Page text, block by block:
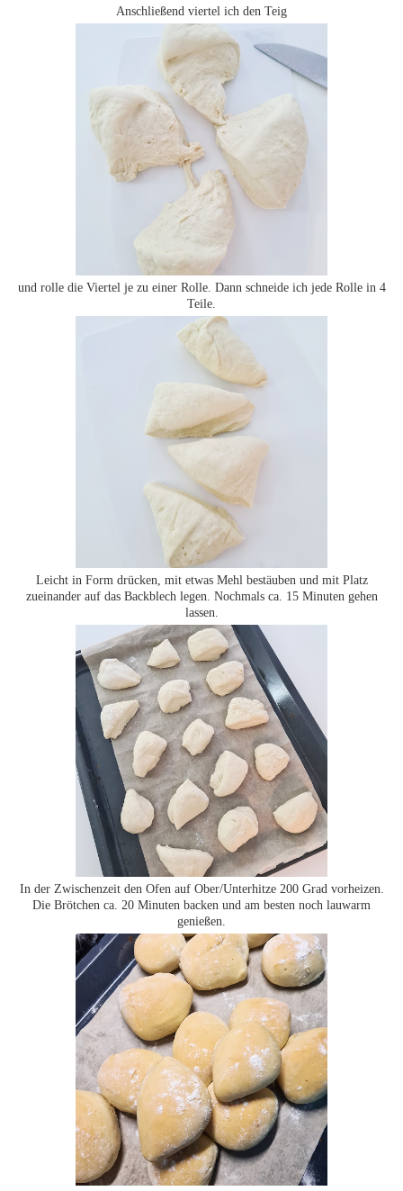
Anschließend viertel ich den Teig
und rolle die Viertel je zu einer Rolle. Dann schneide ich jede Rolle in 4
Teile.
Leicht in Form drücken, mit etwas Mehl bestäuben und mit Platz
zueinander auf das Backblech legen. Nochmals ca. 15 Minuten gehen
lassen.
In der Zwischenzeit den Ofen auf Ober/Unterhitze 200 Grad vorheizen.
Die Brötchen ca. 20 Minuten backen und am besten noch lauwarm
genießen.